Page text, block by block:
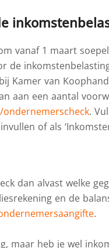
vanaf 1 maart
de
Kamer van
aan een aantal
.
of als
dan alvast welke
en de
.
maar heb je wel